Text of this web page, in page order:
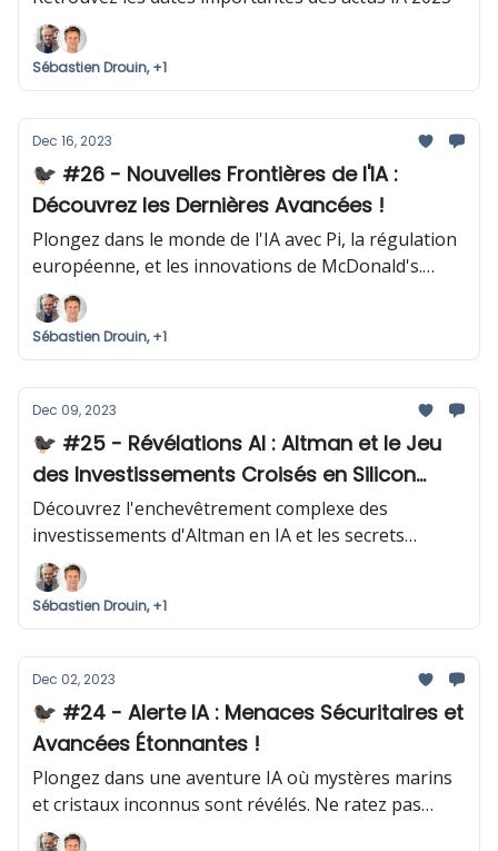
Sébastien Drouin, +1
Dec 16, 2023
🐦‍⬛ #26 - Nouvelles Frontières de l'IA :
Découvrez les Dernières Avancées !
Plongez dans le monde de l'IA avec Pi, la régulation
européenne, et les innovations de McDonald's.
Plus, des outils IA exclusifs pour vous !
Sébastien Drouin, +1
Dec 09, 2023
🐦‍⬛ #25 - Révélations AI : Altman et le Jeu
des Investissements Croisés en Silicon
Valley
Découvrez l'enchevêtrement complexe des
investissements d'Altman en IA et les secrets
derrière les vidéos éditées de Google Gemini.
Sébastien Drouin, +1
Dec 02, 2023
🐦‍⬛ #24 - Alerte IA : Menaces Sécuritaires et
Avancées Étonnantes !
Plongez dans une aventure IA où mystères marins
et cristaux inconnus sont révélés. Ne ratez pas
notre prompt exclusif de la semaine !